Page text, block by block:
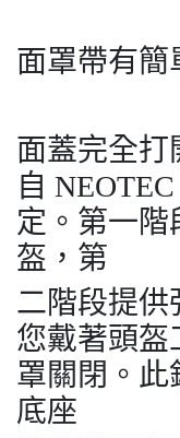
面罩帶有簡
面蓋完全打
自
定。第一階
盔，第
二階段提供
您戴著頭盔
罩關閉。此
底座